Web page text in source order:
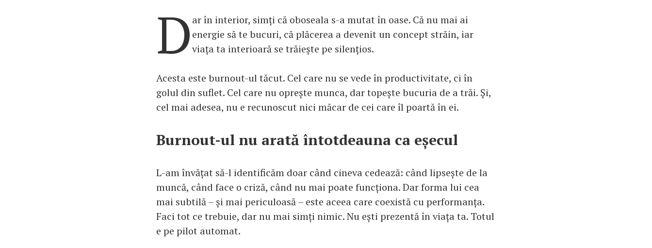
D ar în interior, simți că oboseala s-a mutat în oase. Că nu mai ai
energie să te bucuri, că plăcerea a devenit un concept străin, iar
viața ta interioară se trăiește pe silențios.
Acesta este burnout-ul tăcut. Cel care nu se vede în productivitate, ci în
golul din suflet. Cel care nu oprește munca, dar topește bucuria de a trăi. Și,
cel mai adesea, nu e recunoscut nici măcar de cei care îl poartă în ei.
Burnout-ul nu arată întotdeauna ca eșecul
L-am învățat să-l identificăm doar când cineva cedează: când lipsește de la
muncă, când face o criză, când nu mai poate funcționa. Dar forma lui cea
mai subtilă – și mai periculoasă – este aceea care coexistă cu performanța.
Faci tot ce trebuie, dar nu mai simți nimic. Nu ești prezentă în viața ta. Totul
e pe pilot automat.